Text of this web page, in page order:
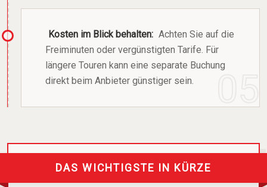
Kosten im Blick behalten: Achten Sie auf die
Freiminuten oder vergünstigten Tarife. Für
längere Touren kann eine separate Buchung
direkt beim Anbieter günstiger sein.
DAS WICHTIGSTE IN KÜRZE